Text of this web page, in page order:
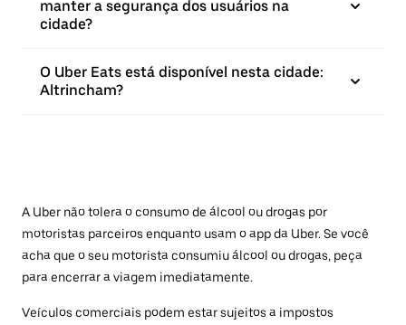
manter a segurança dos usuários na
cidade?
O Uber Eats está disponível nesta cidade:
Altrincham?
A Uber não tolera o consumo de álcool ou drogas por
motoristas parceiros enquanto usam o app da Uber. Se você
acha que o seu motorista consumiu álcool ou drogas, peça
para encerrar a viagem imediatamente.
Veículos comerciais podem estar sujeitos a impostos